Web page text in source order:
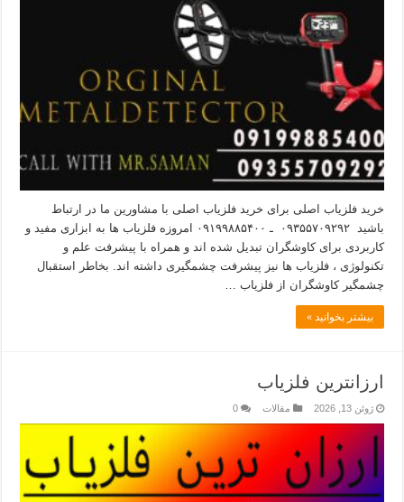
خرید فلزیاب اصلی برای خرید فلزیاب اصلی با مشاورین ما در ارتباط
باشید ۰۹۳۵۵۷۰۹۲۹۲ ـ ۰۹۱۹۹۸۸۵۴۰۰ امروزه فلزیاب ها به ابزاری مفید و
کاربردی برای کاوشگران تبدیل شده اند و همراه با پیشرفت علم و
تکنولوژی ، فلزیاب ها نیز پیشرفت چشمگیری داشته اند. بخاطر استقبال
چشمگیر کاوشگران از فلزیاب …
بیشتر بخوانید »
ارزانترین فلزیاب
ژوئن 13, 2026 مقالات 0